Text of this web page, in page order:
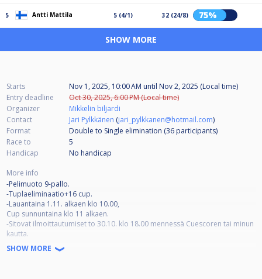
5 Antti Mattila 5 (4/1) 32 (24/8) 75%
SHOW MORE
Starts Nov 1, 2025, 10:00 AM until Nov 2, 2025 (Local time)
Entry deadline
Oct 30, 2025, 6:00 PM (Local time)
Organizer
Mikkelin biljardi
Contact
Jari Pylkkänen (jari_pylkkanen@hotmail.com)
Format
Double to Single elimination (36 participants)
Race to
5
Handicap
No handicap
More info
-Pelimuoto 9-pallo.
-Tuplaeliminaatio+16 cup.
-Lauantaina 1.11. alkaen klo 10.00,
Cup sunnuntaina klo 11 alkaen.
-Sitovat ilmoittautumiset to 30.10. klo 18.00 mennessä Cuescoren tai minun
kautta.
-Osallistumismaksu 25e.
-Kisa-asu: Hyvä urheiluhenki👍.
SHOW MORE